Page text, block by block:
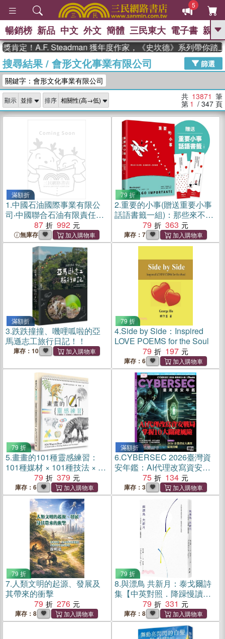
5
GO
熱搜： 東野圭吾 、 高希均教授回憶錄
、 The Odyssey 、 父親節 、 如果歷
史是一群喵
獎 臺灣漫遊錄 、 方念華 、 台灣的李
登輝時代
數學女孩：黎曼猜想 、
偉大的迷走神經
暢銷榜 新品 中文 外文 簡體 三民東大 電子書 親子
A.F. Steadman 獲年度作家，《史坎德》系列帶你踏上熱血
搜尋結果/ 會形文化事業有限公司
篩選
關鍵字：會形文化事業有限公司
顯示 排序 共 13871 筆
第 1 / 347 頁
滿額折
1.中國石油國際事業有限公
司‧中國聯合石油有限責任公
司組織史資料（簡體書）
87 992
無庫存
79 折
2.重要的小事(贈送重要小事
話語書籤一組)：那些來不及
珍惜，卻改變我們一生的瞬
79 363
庫存：7
滿額折
3.跌跌撞撞、嘰哩呱啦的亞
馬遜志工旅行日記！！
庫存：10
79 折
4.Side by Side：Inspired
LOVE POEMS for the Soul
79
197
庫存：6
79 折
5.畫畫的101種靈感練習：
101種媒材 × 101種技法 × 無
限創作可能
79 379
庫存：6
滿額折
6.CYBERSEC 2026臺灣資
安年鑑：AI代理改寫資安戰
局 掌握10大關鍵風險
75 134
庫存：3
79 折
7.人類文明的起源、發展及
其帶來的衝擊
79
276
庫存：8
79 折
8.與漂鳥 共新月：泰戈爾詩
集【中英對照．降躁慢讀
79 331
庫存：8